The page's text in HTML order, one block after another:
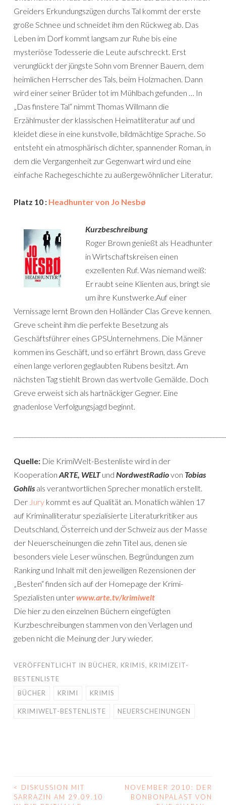
Greiders Erkundungszügen durchs Tal kommt der erste
große Schnee und schneidet ihm den Rückweg ab. Das
Leben im Dorf kommt langsam zur Ruhe bis eine
mysteriöse Todesserie die Leute aufschreckt. Erst
verunglückt der jüngste Sohn vom Brenner Bauern, dem
heimlichen Herrscher des Tals, beim Holzmachen. Dann
wird einer seiner Brüder tot im Mühlbach gefunden … In
„Das finstere Tal“ nimmt Thomas Willmann die
Erzählmuster der klassischen Heimatliteratur auf und
kleidet diese in eine kunstvolle, bildmächtige Sprache. So
entsteht ein atmosphärisch dichter, spannender Roman, in
dem die Vergangenheit zur Gegenwart wird und eine
einfache Rachegeschichte zu außergewöhnlicher Literatur.
Platz 10 : Headhunter von Jo Nesbø
Kurzbeschreibung
Roger Brown genießt als Headhunter
in Wirtschaftskreisen einen
exzellenten Ruf. Was niemand weiß:
Er raubt seine Klienten aus, bringt sie
um ihre Kunstwerke.Auf einer
Vernissage lernt Brown den Holländer Clas Greve kennen.
Greve scheint ihm die perfekte Besetzung als
Geschäftsführer eines GPSUnternehmens. Die Männer
kommen ins Geschäft, und so erfährt Brown, dass Greve
einen lange verloren geglaubten Rubens besitzt. Am
nächsten Tag stiehlt Brown das wertvolle Gemälde. Doch
Greve erweist sich als hartnäckiger Gegner. Eine
gnadenlose Verfolgungsjagd beginnt.
Quelle: Die KrimiWelt-Bestenliste wird in der
Kooperation ARTE, WELTund NordwestRadiovon Tobias
Gohlis als verantwortlichen Sprecher monatlich erstellt.
Der Jury kommt es auf Qualität an. Monatlich wählen 17
auf Kriminalliteratur spezialisierte Literaturkritiker aus
Deutschland, Österreich und der Schweiz aus der Masse
der Neuerscheinungen die zehn Titel aus, denen sie
besonders viele Leser wünschen. Begründungen zum
Ranking und Inhalt mit den jeweiligen Rezensionen der
„Besten“ finden sich auf der Homepage der Krimi-
Spezialisten unterwww.arte.tv/krimiwelt
Die hier zu den einzelnen Büchern eingefügten
Kurzbeschreibungen stammen von den Verlagen und
geben nicht die Meinung der Jury wieder.
VERÖFFENTLICHT IN BÜCHER, KRIMIS, KRIMIZEIT-
BESTENLISTE
BÜCHER
KRIMI KRIMIS
KRIMIWELT-BESTENLISTE NEUERSCHEINUNGEN
BEITRAGS-
<
DISKUSSION MIT
SARRAZIN AM 29.09.10
NOVEMBER 2010: DER
BONBONPALAST VON